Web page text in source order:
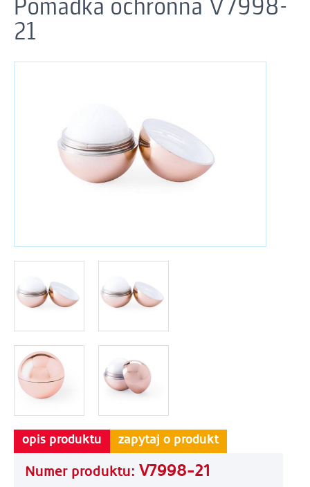
Pomadka ochronna V7998-
21
opis produktu zapytaj o produkt
Numer produktu: V7998-21